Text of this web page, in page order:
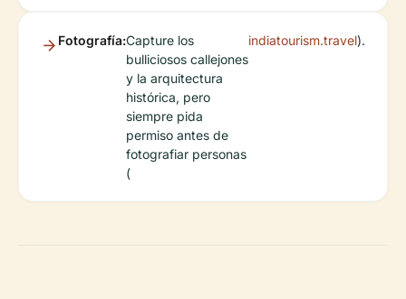
Fotografía:Capture los
bulliciosos callejones
y la arquitectura
histórica, pero
siempre pida
permiso antes de
fotografiar personas
(
indiatourism.travel).